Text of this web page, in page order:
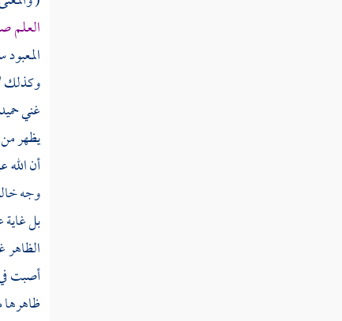
العلم
وكذلك "
غني
يظهر
أن
وجه
بل
أصبت